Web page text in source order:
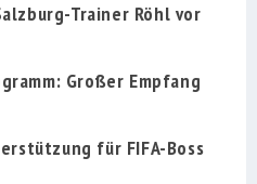
Trainer Röhl vor
Großer Empfang
für FIFA-Boss